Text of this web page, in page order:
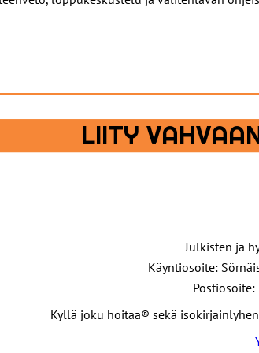
LIITY
Julkisten ja
Käyntiosoite:
Kyllä joku hoitaa® sekä